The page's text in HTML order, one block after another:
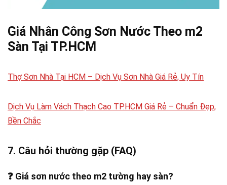
Giá Nhân Công Sơn Nước Theo m2
Sàn Tại TP.HCM
Thợ Sơn Nhà Tại HCM – Dịch Vụ Sơn Nhà Giá Rẻ, Uy Tín
Dịch Vụ Làm Vách Thạch Cao TP.HCM Giá Rẻ – Chuẩn Đẹp,
Bền Chắc
7. Câu hỏi thường gặp (FAQ)
❓ Giá sơn nước theo m2 tường hay sàn?